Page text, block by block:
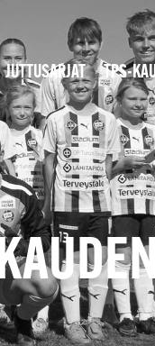
JUTTUSARJAT TPS-